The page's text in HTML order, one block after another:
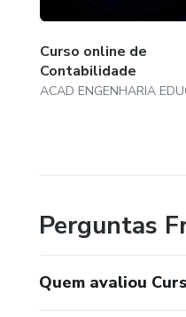
Curso online de
Contabilidade
Perguntas
Quem avaliou